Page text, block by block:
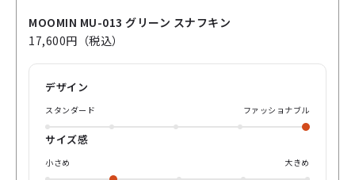
ひ一度見に来てくださいね〜
MOOMIN MU-013 グリーン スナフキン
17,600円（税込）
デザイン
スタンダード ファッショナブル
サイズ感
小さめ 大きめ